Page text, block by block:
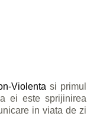
Violenta si primul
ei este sprijinirea
in viata de zi